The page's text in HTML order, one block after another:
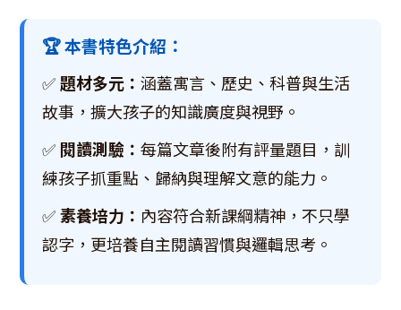
🏆 本書特色介紹：
✅題材多元： 涵蓋寓言、歷史、科普與生活
故事，擴大孩子的知識廣度與視野。
✅ 閱讀測驗： 每篇文章後附有評量題目，訓
練孩子抓重點、歸納與理解文意的能力。
✅素養培力： 內容符合新課綱精神，不只學
認字，更培養自主閱讀習慣與邏輯思考。